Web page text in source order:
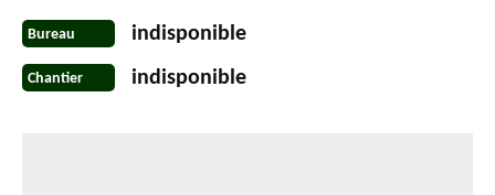
Bureau indisponible
Chantier indisponible